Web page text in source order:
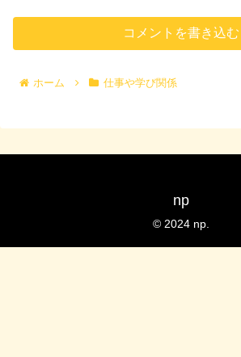
コメントを書き込む
ホーム 仕事や学び関係
np
© 2024 np.